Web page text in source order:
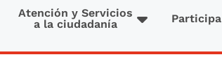
Atención y Servicios
a la ciudadanía
Participa